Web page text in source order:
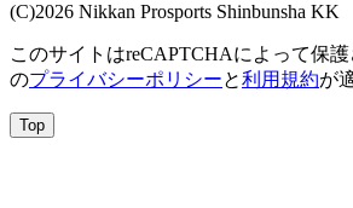
(C)2026 Nikkan Prosports Shinbunsha KK
このサイトはreCAPTCHAによって保
のプライバシーポリシーと利用規約が
Top